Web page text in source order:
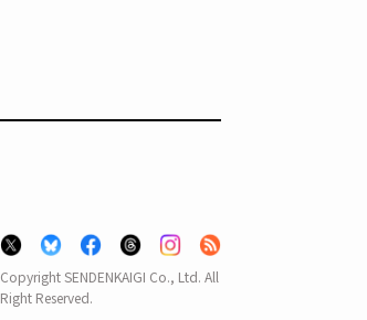
Copyright SENDENKAIGI Co., Ltd. All
Right Reserved.